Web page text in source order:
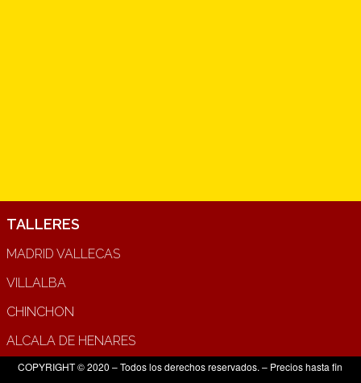
TALLERES
MADRID VALLECAS
VILLALBA
CHINCHON
ALCALA DE HENARES
COPYRIGHT © 2020 – Todos los derechos reservados. – Precios hasta fin